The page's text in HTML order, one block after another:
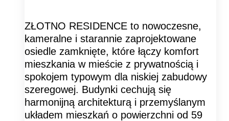
ZŁOTNO RESIDENCE to nowoczesne,
kameralne i starannie zaprojektowane
osiedle zamknięte, które łączy komfort
mieszkania w mieście z prywatnością i
spokojem typowym dla niskiej zabudowy
szeregowej. Budynki cechują się
harmonijną architekturą i przemyślanym
układem mieszkań o powierzchni od 59